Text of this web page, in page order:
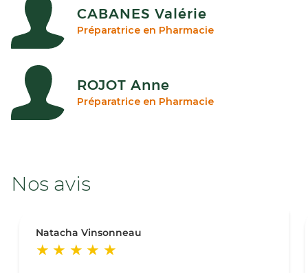
CABANES Valérie
Préparatrice en Pharmacie
ROJOT Anne
Préparatrice en Pharmacie
Nos avis
Natacha Vinsonneau